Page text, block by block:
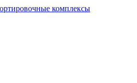
комплексы